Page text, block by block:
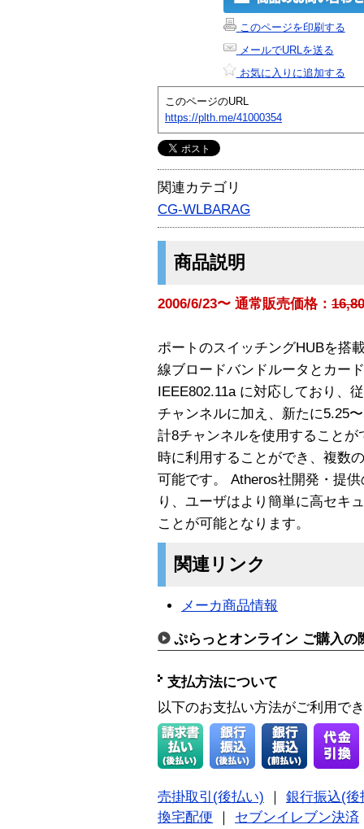
このページを印刷する
メールでURLを送る
お気に入りに追加する
このページのURL
https://plth.me/41000354
関連カテゴリ
CG-WLBARAG
商品説明
2006/6/23〜 通常販売価格：
ポートのスイッチングHUBを搭
線ブロードバンドルータとカー
IEEE802.11a に対応しており、
チャンネルに加え、新たに5.25
計8チャンネルを使用することが
時に利用することができ、複数
可能です。 Atheros社開発・提
り、ユーザはより簡単に高セキ
ことが可能となります。
関連リンク
メーカ商品情報
ぷらっとオンライン ご購入の
支払方法について
以下のお支払い方法がご利用で
売掛取引(後払い)
銀行振込(後
換宅配便
セブンイレブン決済